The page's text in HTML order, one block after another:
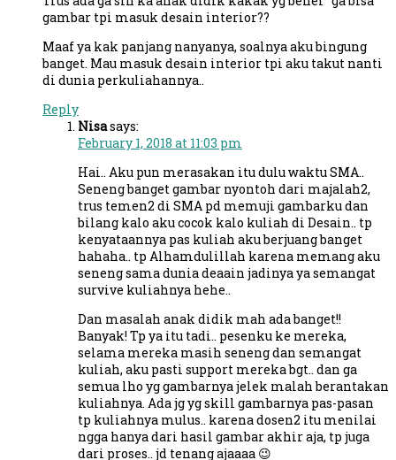
gambar tpi masuk desain interior??
Maaf ya kak panjang nanyanya, soalnya aku bingung
banget. Mau masuk desain interior tpi aku takut nanti
di dunia perkuliahannya..
Reply
Nisasays:
February 1, 2018 at 11:03 pm
Hai.. Aku pun merasakan itu dulu waktu SMA..
Seneng banget gambar nyontoh dari majalah2,
trus temen2 di SMA pd memuji gambarku dan
bilang kalo aku cocok kalo kuliah di Desain.. tp
kenyataannya pas kuliah aku berjuang banget
hahaha.. tp Alhamdulillah karena memang aku
seneng sama dunia deaain jadinya ya semangat
survive kuliahnya hehe..
Dan masalah anak didik mah ada banget!!
Banyak! Tp ya itu tadi.. pesenku ke mereka,
selama mereka masih seneng dan semangat
kuliah, aku pasti support mereka bgt.. dan ga
semua lho yg gambarnya jelek malah berantakan
kuliahnya. Ada jg yg skill gambarnya pas-pasan
tp kuliahnya mulus.. karena dosen2 itu menilai
ngga hanya dari hasil gambar akhir aja, tp juga
dari proses.. jd tenang ajaaaa 😉